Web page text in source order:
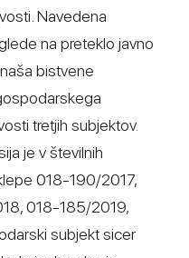
Navedena
na preteklo javno
bistvene
tretjih subjektov.
je v številnih
018-190/2017,
018-185/2019,
subjekt sicer